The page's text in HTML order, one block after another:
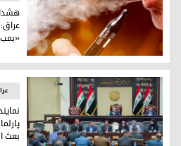
هشدار کمیسیون بهداشت
بعث